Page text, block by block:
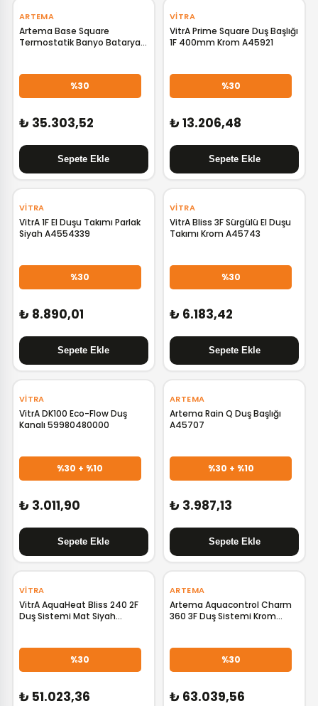
ARTEMA
Artema Base Square
Termostatik Banyo Bataryalı
%30
₺ 35.303,52
VITRA
VitrA Prime Square Duş Başlığı
1F 400mm Krom A45921
%30
₺ 13.206,48
VITRA
VitrA 1F El Duşu Takımı Parlak
Siyah A4554339
%30
₺ 8.890,01
VITRA
VitrA Bliss 3F Sürgülü El Duşu
Takımı Krom A45743
%30
₺ 6.183,42
VITRA
VitrA DK100 Eco-Flow Duş
Kanalı 59980480000
%30 + %10
₺ 3.011,90
ARTEMA
Artema Rain Q Duş Başlığı
A45707
%30 + %10
₺ 3.987,13
VITRA
VitrA AquaHeat Bliss 240 2F
Duş Sistemi Mat Siyah
%30
₺ 51.023,36
ARTEMA
Artema Aquacontrol Charm
360 3F Duş Sistemi Krom
%30
₺ 63.039,56